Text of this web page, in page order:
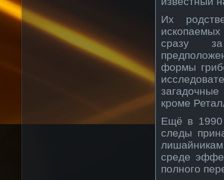
Их
сразу
формы
кроме
Ещё в 1990
следы
среде
полного